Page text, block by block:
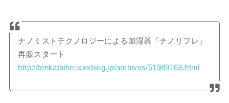
ナノミストテクノロジーによる加湿器「ナノリフレ」
再販スタート
http://tenkataihei.xxxblog.jp/archives/51989163.html